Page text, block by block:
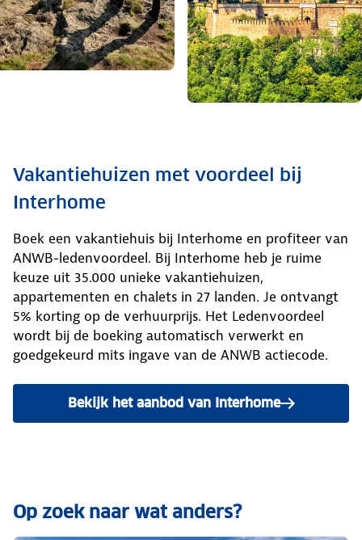
Vakantiehuizen met voordeel bij
Interhome
Boek een vakantiehuis bij Interhome en profiteer van
ANWB-ledenvoordeel. Bij Interhome heb je ruime
keuze uit 35.000 unieke vakantiehuizen,
appartementen en chalets in 27 landen. Je ontvangt
5% korting op de verhuurprijs. Het Ledenvoordeel
wordt bij de boeking automatisch verwerkt en
goedgekeurd mits ingave van de ANWB actiecode.
Bekijk het aanbod van Interhome
Op zoek naar wat anders?